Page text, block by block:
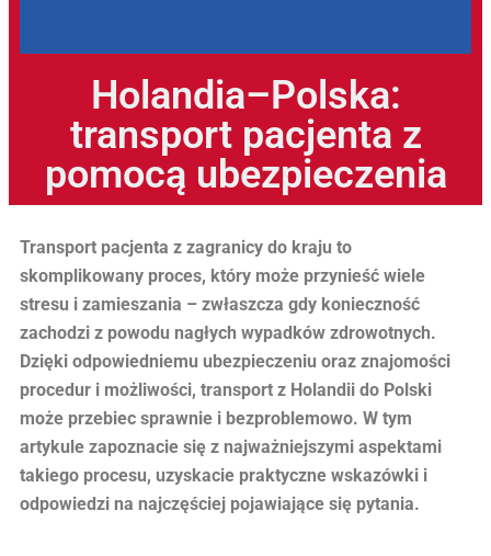
Holandia–Polska:
transport pacjenta z
pomocą ubezpieczenia
Transport pacjenta z zagranicy do kraju to
skomplikowany proces, który może przynieść wiele
stresu i zamieszania – zwłaszcza gdy konieczność
zachodzi z powodu nagłych wypadków zdrowotnych.
Dzięki odpowiedniemu ubezpieczeniu oraz znajomości
procedur i możliwości, transport z Holandii do Polski
może przebiec sprawnie i bezproblemowo. W tym
artykule zapoznacie się z najważniejszymi aspektami
takiego procesu, uzyskacie praktyczne wskazówki i
odpowiedzi na najczęściej pojawiające się pytania.